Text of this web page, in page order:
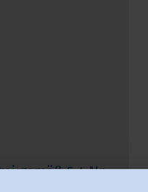
gemäß § 4 Nr.